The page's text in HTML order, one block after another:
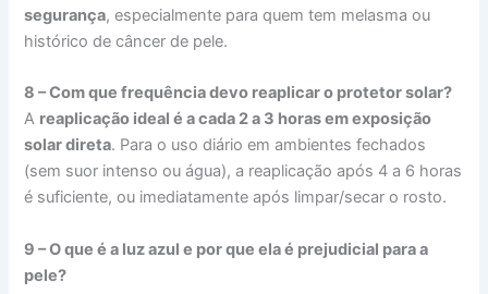
segurança, especialmente para quem tem melasma ou
histórico de câncer de pele.
8 – Com que frequência devo reaplicar o protetor solar?
A reaplicação ideal é a cada 2 a 3 horas em exposição
solar direta. Para o uso diário em ambientes fechados
(sem suor intenso ou água), a reaplicação após 4 a 6 horas
é suficiente, ou imediatamente após limpar/secar o rosto.
9 – O que é a luz azul e por que ela é prejudicial para a
pele?